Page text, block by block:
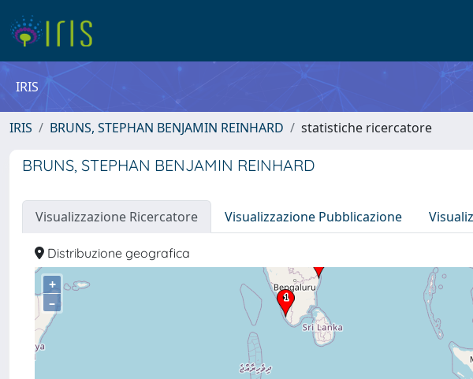
IRIS
IRIS BRUNS, STEPHAN BENJAMIN REINHARD statistiche ricercatore
BRUNS, STEPHAN BENJAMIN REINHARD
Visualizzazione Ricercatore Visualizzazione Pubblicazione
Distribuzione geografica
+
–